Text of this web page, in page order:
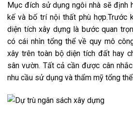
Mục đích sử dụng ngôi nhà sẽ định
kế và bố trí nội thất phù hợp.Trước
diện tích xây dựng là bước quan
có cái nhìn tổng thể về quy mô
xây trên toàn bộ diện tích đất hay
sân vườn. Tất cả cần được cân
nhu cầu sử dụng và thẩm mỹ tổng thể.